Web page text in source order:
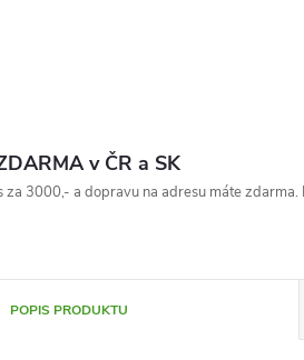
v ČR a SK
za 3000,- a dopravu na adresu máte
POPIS PRODUKTU